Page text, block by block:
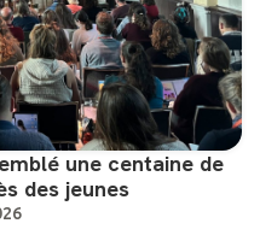
une centaine de
des jeunes